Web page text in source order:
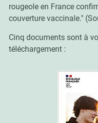
rougeole en France
couverture vaccinale."
Cinq documents sont à
téléchargement :